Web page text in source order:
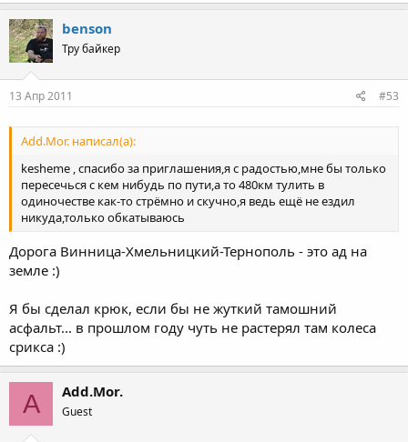
benson
Тру байкер
13 Апр 2011 #53
Add.Mor. написал(а):
kesheme , спасибо за приглашения,я с радостью,мне бы только
пересечься с кем нибудь по пути,а то 480км тулить в
одиночестве как-то стрёмно и скучно,я ведь ещё не ездил
никуда,только обкатываюсь
Дорога Винница-Хмельницкий-Тернополь - это ад на
земле :)
Я бы сделал крюк, если бы не жуткий тамошний
асфальт... в прошлом году чуть не растерял там колеса
срикса :)
A Add.Mor.
Guest